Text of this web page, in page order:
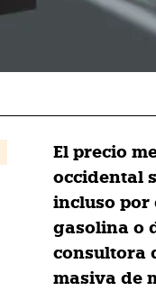
El precio
occidental
incluso por
gasolina o
consultora
masiva de